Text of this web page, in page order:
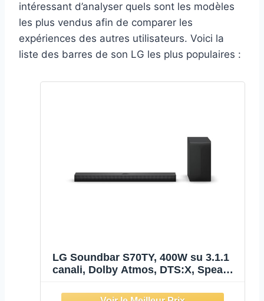
intéressant d’analyser quels sont les modèles
les plus vendus afin de comparer les
expériences des autres utilisateurs. Voici la
liste des barres de son LG les plus populaires :
LG Soundbar S70TY, 400W su 3.1.1
canali, Dolby Atmos, DTS:X, Speaker